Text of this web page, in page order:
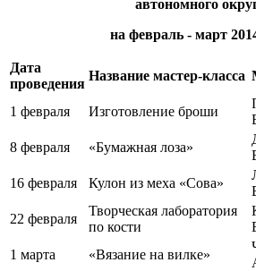
автономного
на февраль - март
Дата
проведения
Название мастер-класса
1 февраля Изготовление броши
8 февраля
«Бумажная лоза»
16 февраля
Кулон из меха «Сова»
22 февраля
Творческая лаборатория
по кости
1 марта
«Вязание на вилке»